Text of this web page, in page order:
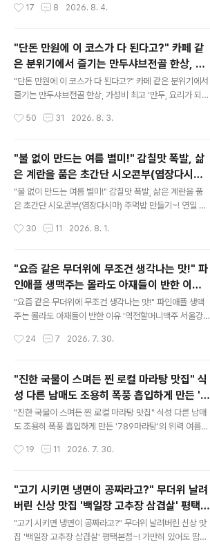
11시부터 저녁 9시 30분까지이고 브레이크 타임은 오후
중심에서의 만남, 어떤 메뉴를 골라야 할지 고민된다면 단
번에 다녀온 '장어나루 여의도본점'은 문을 열고 들어서는
순간부터 여의도 특유의 세련됨과 차분한 고급스러움이 공
존하는 공간이었습니다. 비가 많이 내리던 날이었는데, 지
도를 보고 가면서도 건물앞에서 조금 헤맸어요. 공작상가
옆, 서울상가 2층에 위치하고 있습니다. 장어나루 여의도
오전 11시부터 밤 9시 30분까지입니다. 브레이크타임은
17 8 2026. 8. 4.
"단돈 만원에 이 코스가 다 된다고?" 카페 같
은 분위기에서 즐기는 만두샤브전골 한상, 가
성비 최고 '만두, 요리가 되다'~!
"단돈 만원에 이 코스가 다 된다고?" 카페 같은 분위기에서
즐기는 만두샤브전골 한상, 가성비 최고 '만두, 요리가 되
월요일이라 진짜 8월의 시작임이 실감됩니다. 8월의 시적
끼를 즐겼습니다. 밀푀유나베 스타일의 샤부샤부로 시작해
쫀득한 굴림만두전골, 칼국수, 그리고 한국인의 디저트인
죽까지 완벽한 풀코스로 즐길 수 있는 곳! 매장 이름부터 예
사롭지 않은 [만두, 요리가되다] 입니다. 만두, 요리가되다
간은 오전 10시 30분부터 저녁 8시까지이고, 라스트오..
50 31 2026. 8. 3.
"불 없이 만드는 여름 별미!" 감칠맛 폭발, 삶
은 계란을 품은 초간단 시오콘부(염장다시마)
주먹밥 만들기~!
"불 없이 만드는 여름 별미!" 감칠맛 폭발, 삶은 계란을 품
은 초간단 시오콘부(염장다시마) 주먹밥 만들기~! 연일 푹
앞에 서는 것만큼 곤욕스러운 일도 없죠. 뜨거운 불 사용을
가득 폭발하는 ‘ 계란 품은 시오콘부 주먹밥’을 만들어 봤어
요. 재료도 간단하고 만드는 법은 더 간단하지만, 맛과 비주
얼은 기대 이상이라 여름철 별미로 자주 찾게 되실 거예요.
이번 주먹밥의 핵심은 바로 시오콘부(염장 다시마)입니다.
다시마 특유의 깊은 감칠맛과 짭조름함이 밥알 사이사이에
에 바삭하고 향긋한 김가루, 톡톡 터지는 참깨, 그리고 코끝
30 11 2026. 8. 1.
"요즘 같은 무더위에 무조건 생각나는 맛!" 파
인애플 생맥주는 몰라도 아재들이 반한 이유
'역전할머니맥주 서울강남역점'
"요즘 같은 무더위에 무조건 생각나는 맛!" 파인애플 생맥
주는 몰라도 아재들이 반한 이유 '역전할머니맥주 서울강
은 날씨에 유독 간절하게 생각나는 곳이 있습니다. 바로 얼
2차로 방문했던 역전할머니맥주 강남점인데요. 최근 저희
집 근처에도 새로 오픈해서 안 그래도 사람들이 북적인다
는 소식을 들었는데, 매장 앞을 지나칠 때마다 그날의 시원
했던 기억이 새록새록 피어오르곤 합니다. 1차를 거하게 먹
고 2차로 가볍게 들러, 깊어가는 여름밤을 끝없는 수다로
생맥주의 생생한 맛입니다. 역전할머니맥주 서울강남역점
24 7 2026. 7. 30.
"진한 국물이 스며든 찐 로컬 마라탕 맛집" 식
성 다른 남매도 조용히 폭풍 흡입하게 만든 '7
89마라탕'의 위력
"진한 국물이 스며든 찐 로컬 마라탕 맛집" 식성 다른 남매
도 조용히 폭풍 흡입하게 만든 '789마라탕'의 위력 여름방
어제는 어아들과 함께 스펙터클한 점심 식사를 했어요. 중
오전 특강이 있던 날이었습니다. 특강이 끝나면 점심을 같
이 먹기로 하고, 맛있는 밥도 먹고 달달한 디저트도 즐길 겸
'24시간 운영'이라는 카페를 찾아 야심 차게 출발했습니
다. 그런데 도착해보니 이게 웬걸... 안내와는 다르게 오후
2시에 문을 연다는 황당한 사장님의 말씀...! (전후 사정에
19 11 2026. 7. 30.
"고기 시키면 냉면이 공짜라고?" 무더위 날려
버린 신상 맛집 '백일장 고추장 삼겹살' 평택본
점~!
"고기 시키면 냉면이 공짜라고?" 무더위 날려버린 신상 맛
집 '백일장 고추장 삼겹살' 평택본점~! 가만히 있어도 땀이